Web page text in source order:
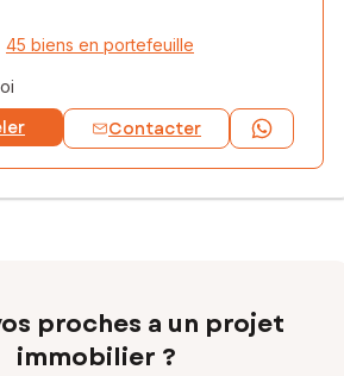
45 biens en portefeuille
Contacter
proches a un projet
immobilier ?